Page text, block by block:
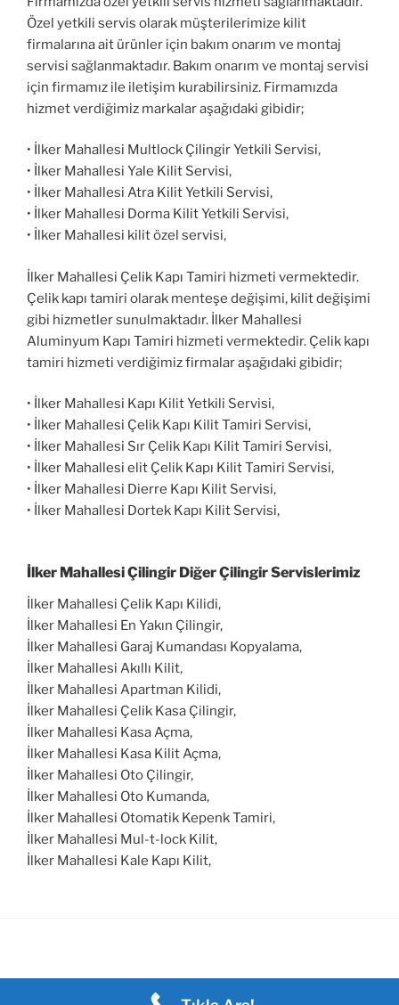
Özel yetkili servis olarak müşterilerimize kilit
firmalarına ait ürünler için bakım onarım ve montaj
servisi sağlanmaktadır. Bakım onarım ve montaj servisi
için firmamız ile iletişim kurabilirsiniz. Firmamızda
hizmet verdiğimiz markalar aşağıdaki gibidir;
• İlker Mahallesi Multlock Çilingir Yetkili Servisi,
• İlker Mahallesi Yale Kilit Servisi,
• İlker Mahallesi Atra Kilit Yetkili Servisi,
• İlker Mahallesi Dorma Kilit Yetkili Servisi,
• İlker Mahallesi kilit özel servisi,
İlker Mahallesi Çelik Kapı Tamiri hizmeti vermektedir.
Çelik kapı tamiri olarak menteşe değişimi, kilit değişimi
gibi hizmetler sunulmaktadır. İlker Mahallesi
Aluminyum Kapı Tamiri hizmeti vermektedir. Çelik kapı
tamiri hizmeti verdiğimiz firmalar aşağıdaki gibidir;
• İlker Mahallesi Kapı Kilit Yetkili Servisi,
• İlker Mahallesi Çelik Kapı Kilit Tamiri Servisi,
• İlker Mahallesi Sır Çelik Kapı Kilit Tamiri Servisi,
• İlker Mahallesi elit Çelik Kapı Kilit Tamiri Servisi,
• İlker Mahallesi Dierre Kapı Kilit Servisi,
• İlker Mahallesi Dortek Kapı Kilit Servisi,
İlker Mahallesi Çilingir Diğer Çilingir Servislerimiz
İlker Mahallesi Çelik Kapı Kilidi,
İlker Mahallesi En Yakın Çilingir,
İlker Mahallesi Garaj Kumandası Kopyalama,
İlker Mahallesi Akıllı Kilit,
İlker Mahallesi Apartman Kilidi,
İlker Mahallesi Çelik Kasa Çilingir,
İlker Mahallesi Kasa Açma,
İlker Mahallesi Kasa Kilit Açma,
İlker Mahallesi Oto Çilingir,
İlker Mahallesi Oto Kumanda,
İlker Mahallesi Otomatik Kepenk Tamiri,
İlker Mahallesi Mul-t-lock Kilit,
İlker Mahallesi Kale Kapı Kilit,